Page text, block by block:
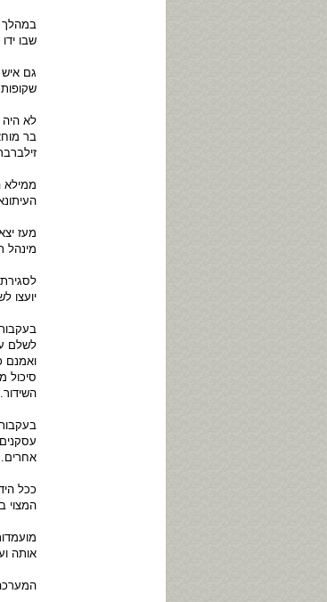
במהלך
שבו
גם איש
לא היה
בר
ממילא
מעז
מינהל
יועצו
לשלם
ואמנם
סיכול
אחרים.
ככל
המצוי
אותה